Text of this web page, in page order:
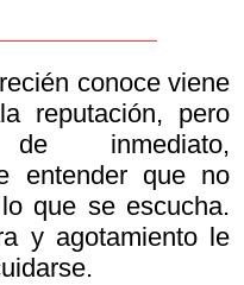
conoce viene
reputación, pero
inmediato,
entender que no
que se escucha.
y agotamiento le